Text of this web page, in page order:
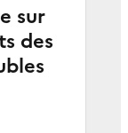
sur
des